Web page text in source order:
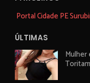
Portal Cidade PE
ÚLTIMAS
Mulher